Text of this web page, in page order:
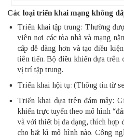
Các loại triển khai mạng không
Triển khai tập trung: Thường
viên nơi các tòa nhà và mạng
cấp dễ dàng hơn và tạo điều
tiên tiến. Bộ điều khiển dựa trên
vị trí tập trung.
Triển khai hội tụ: (Thông tin từ
Triển khai dựa trên đám mây:
khiển trực tuyến theo mô hình
và với thiết bị đa dạng, thích hợp
cho bất kì mô hình nào. Công